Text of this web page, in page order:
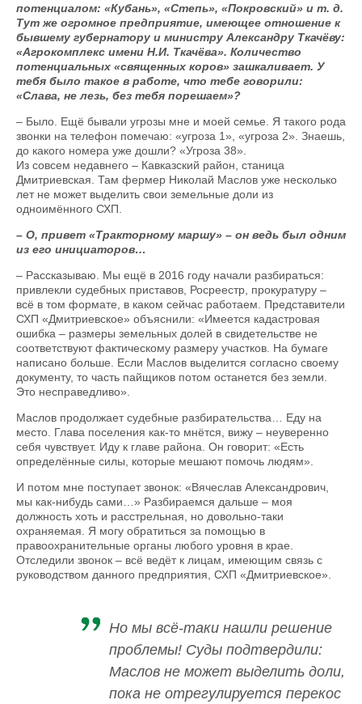
потенциалом: «Кубань», «Степь», «Покровский» и т. д.
Тут же огромное предприятие, имеющее отношение к
бывшему губернатору и министру Александру Ткачёву:
«Агрокомплекс имени Н.И. Ткачёва». Количество
потенциальных «священных коров» зашкаливает. У
тебя было такое в работе, что тебе говорили:
«Слава, не лезь, без тебя порешаем»?
– Было. Ещё бывали угрозы мне и моей семье. Я такого рода
звонки на телефон помечаю: «угроза 1», «угроза 2». Знаешь,
до какого номера уже дошли? «Угроза 38».
Из совсем недавнего – Кавказский район, станица
Дмитриевская. Там фермер Николай Маслов уже несколько
лет не может выделить свои земельные доли из
одноимённого СХП.
– О, привет «Тракторному маршу» – он ведь был одним
из его инициаторов…
– Рассказываю. Мы ещё в 2016 году начали разбираться:
привлекли судебных приставов, Росреестр, прокуратуру –
всё в том формате, в каком сейчас работаем. Представители
СХП «Дмитриевское» объяснили: «Имеется кадастровая
ошибка – размеры земельных долей в свидетельстве не
соответствуют фактическому размеру участков. На бумаге
написано больше. Если Маслов выделится согласно своему
документу, то часть пайщиков потом останется без земли.
Это несправедливо».
Маслов продолжает судебные разбирательства… Еду на
место. Глава поселения как-то мнётся, вижу – неуверенно
себя чувствует. Иду к главе района. Он говорит: «Есть
определённые силы, которые мешают помочь людям».
И потом мне поступает звонок: «Вячеслав Александрович,
мы как-нибудь сами…» Разбираемся дальше – моя
должность хоть и расстрельная, но довольно-таки
охраняемая. Я могу обратиться за помощью в
правоохранительные органы любого уровня в крае.
Отследили звонок – всё ведёт к лицам, имеющим связь с
руководством данного предприятия, СХП «Дмитриевское».
Но мы всё-таки нашли решение
проблемы! Суды подтвердили:
Маслов не может выделить доли,
пока не отрегулируется перекос